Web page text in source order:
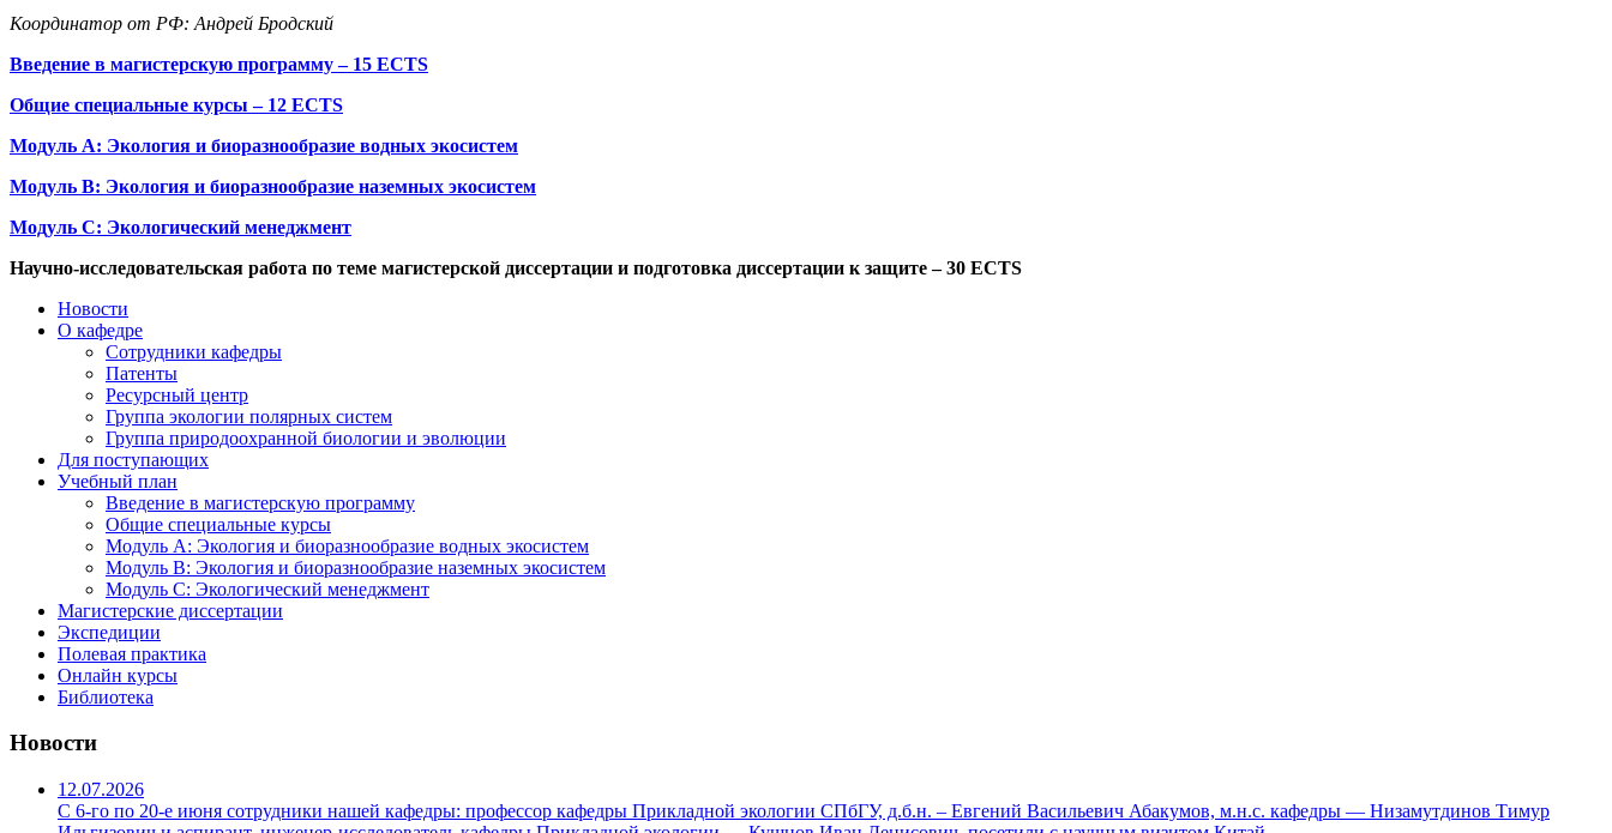
Координатор от РФ: Андрей Бродский
Введение в магистерскую программу – 15 ECTS
Общие специальные курсы – 12 ECTS
Модуль А: Экология и биоразнообразие водных экосистем
Модуль B: Экология и биоразнообразие наземных экосистем
Модуль C: Экологический менеджмент
Научно-исследовательская работа по теме магистерской диссертации и подготовка диссертации к защите – 30 ECTS
Новости
О кафедре
Сотрудники кафедры
Патенты
Ресурсный центр
Группа экологии полярных систем
Группа природоохранной биологии и эволюции
Для поступающих
Учебный план
Введение в магистерскую программу
Общие специальные курсы
Модуль А: Экология и биоразнообразие водных экосистем
Модуль B: Экология и биоразнообразие наземных экосистем
Модуль C: Экологический менеджмент
Магистерские диссертации
Экспедиции
Полевая практика
Онлайн курсы
Библиотека
Новости
12.07.2026
С 6-го по 20-е июня сотрудники нашей кафедры: профессор кафедры Прикладной экологии СПбГУ, д.б.н. – Евгений Васильевич Абакумов, м.н.с. кафедры — Низамутдинов Тимур